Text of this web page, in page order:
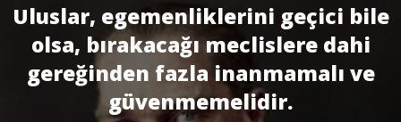
Uluslar, egemenliklerini geçici bile
olsa, bırakacağı meclislere dahi
gereğinden fazla inanmamalı ve
güvenmemelidir.